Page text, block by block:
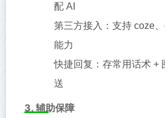
配 AI
第三方接入：支持 coze
能力
快捷回复：存常用话术 +
送
3. 辅助保障